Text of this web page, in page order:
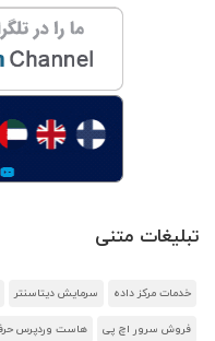
تبلیغات متنی
خدمات مرکز داده سرمایش دیتاسنتر
فروش سرور اچ پی هاست وردپرس